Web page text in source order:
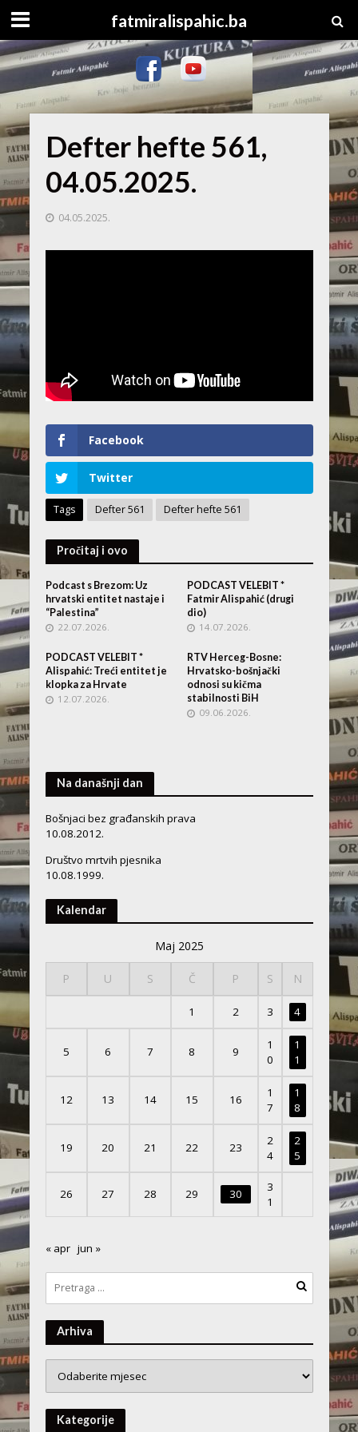
fatmiralispahic.ba
Defter hefte 561,
04.05.2025.
04.05.2025.
Facebook
Twitter
Tags Defter 561 Defter hefte 561
Pročitaj i ovo
Podcast s Brezom: Uz
hrvatski entitet nastaje i
“Palestina”
22.07.2026.
PODCAST VELEBIT *
Fatmir Alispahić (drugi
dio)
14.07.2026.
PODCAST VELEBIT *
Alispahić: Treći entitet je
klopka za Hrvate
12.07.2026.
RTV Herceg-Bosne:
Hrvatsko-bošnjački
odnosi su kičma
stabilnosti BiH
09.06.2026.
Na današnji dan
Bošnjaci bez građanskih prava
10.08.2012.
Društvo mrtvih pjesnika
10.08.1999.
Kalendar
Maj 2025
P U S Č P S N
1 2 3 4
5 6 7 8 9
1
0
1
1
12 13 14 15 16
1
7
1
8
19 20 21 22 23
2
4
2
5
26 27 28 29 30
3
1
« apr jun »
Arhiva
Kategorije